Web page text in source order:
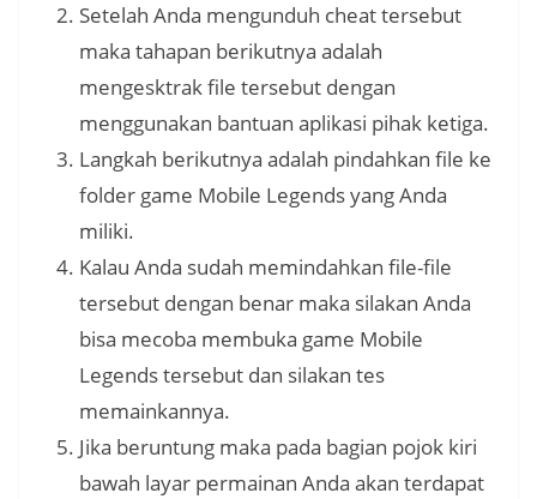
Setelah Anda mengunduh cheat tersebut
maka tahapan berikutnya adalah
mengesktrak file tersebut dengan
menggunakan bantuan aplikasi pihak ketiga.
Langkah berikutnya adalah pindahkan file ke
folder game Mobile Legends yang Anda
miliki.
Kalau Anda sudah memindahkan file-file
tersebut dengan benar maka silakan Anda
bisa mecoba membuka game Mobile
Legends tersebut dan silakan tes
memainkannya.
Jika beruntung maka pada bagian pojok kiri
bawah layar permainan Anda akan terdapat